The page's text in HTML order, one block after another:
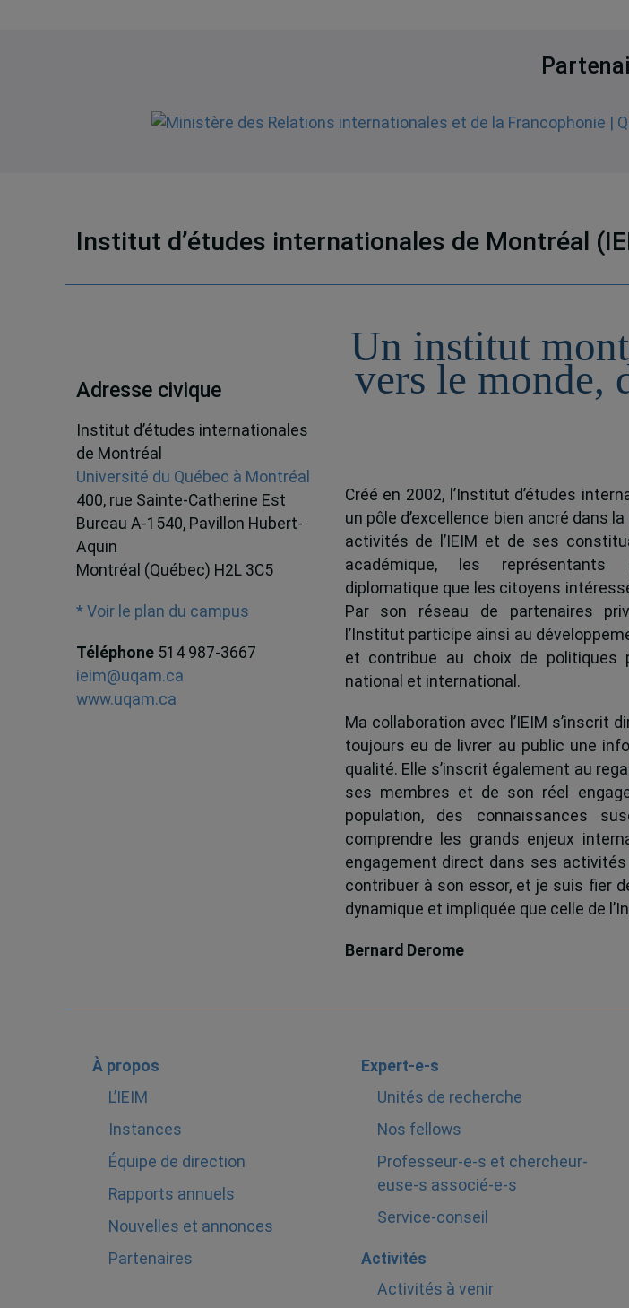
Institut d’études internationales de Montréal
Adresse civique
Institut d’études internationales
de Montréal
Université du Québec à Montréal
400, rue Sainte-Catherine Est
Bureau A-1540, Pavillon Hubert-
Aquin
Montréal (Québec) H2L 3C5
* Voir le plan du campus
Téléphone 514 987-3667
ieim@uqam.ca
www.uqam.ca
Un institut
vers le monde,
Créé en 2002, l’Institut d’études
un pôle d’excellence bien ancré dans
activités de l’IEIM et de ses
académique, les représentants
diplomatique que les citoyens
Par son réseau de partenaires
l’Institut participe ainsi au
et contribue au choix de politiques
national et international.
Ma collaboration avec l’IEIM s’inscrit
toujours eu de livrer au public une
qualité. Elle s’inscrit également au
ses membres et de son réel
population, des connaissances
comprendre les grands enjeux
engagement direct dans ses activités
contribuer à son essor, et je suis fier
dynamique et impliquée que celle de
Bernard Derome
À propos
L’IEIM
Instances
Équipe de direction
Rapports annuels
Nouvelles et annonces
Partenaires
Expert-e-s
Unités de recherche
Nos fellows
Professeur-e-s et chercheur-
euse-s associé-e-s
Service-conseil
Activités
Activités à venir